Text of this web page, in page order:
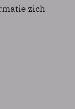
zich